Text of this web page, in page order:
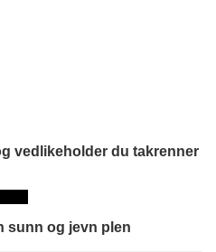
vedlikeholder du takrenner
sunn og jevn plen